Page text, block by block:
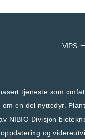
VIPS
tjeneste som
en del nyttedyr.
NIBIO Divisjon
og